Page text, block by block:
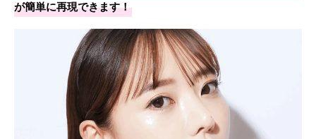
が簡単に再現できます！